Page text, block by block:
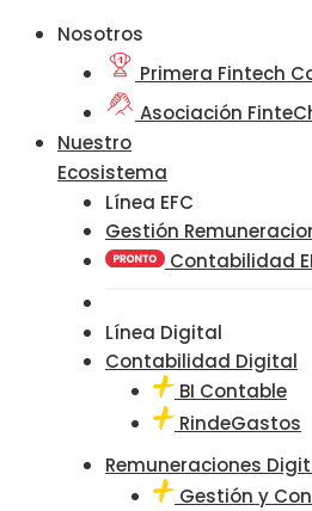
Nosotros
Primera Fintech
Asociación
Nuestro
Ecosistema
Línea EFC
Gestión
Contabilidad
Línea Digital
Contabilidad Digital
BI Contable
RindeGastos
Remuneraciones
Gestión y